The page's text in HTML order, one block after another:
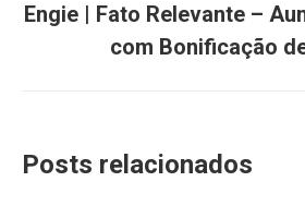
post:
Engie | Fato Relevante –
com Bonificação
Posts relacionados